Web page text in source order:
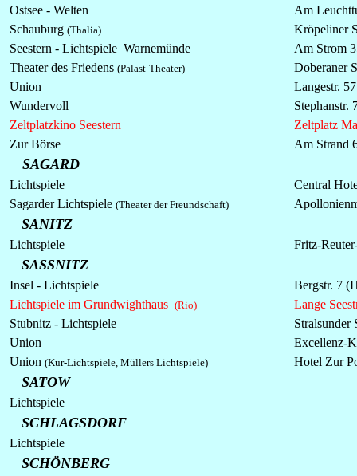
Ostsee - Welten
Am
Schauburg (Thalia)
Kröpeliner
Seestern - Lichtspiele Warnemünde
Am Strom
Theater des Friedens (Palast-Theater)
Doberaner
Union
Langestr. 57
Wundervoll
Stephanstr.
Zeltplatzkino Seestern
Zeltplatz
Zur Börse
Am Strand
SAGARD
Lichtspiele
Central
SagarderLichtspiele (Theater der Freundschaft)
SANITZ
Lichtspiele Fritz-
SASSNITZ
Insel - Lichtspiele
Bergstr. 7
Lichtspiele im Grundwighthaus (Rio)
Lange
Stubnitz - Lichtspiele
Stralsunder
Union
Excellenz-
Union (Kur-Lichtspiele, Müllers Lichtspiele) Hotel Zur
SATOW
Lichtspiele
SCHLAGSDORF
Lichtspiele
SCHÖNBERG